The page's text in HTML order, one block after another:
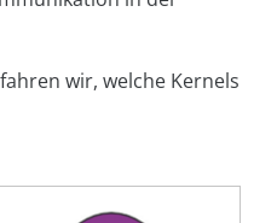
wir, welche Kernels